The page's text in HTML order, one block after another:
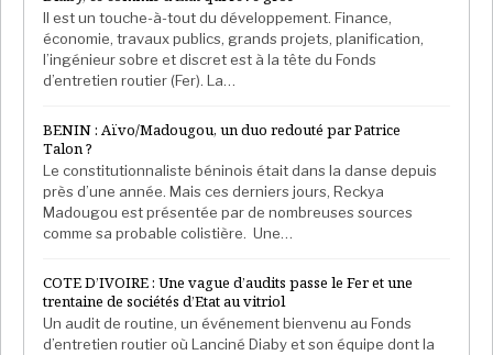
Il est un touche-à-tout du développement. Finance,
économie, travaux publics, grands projets, planification,
l’ingénieur sobre et discret est à la tête du Fonds
d’entretien routier (Fer). La…
BENIN : Aïvo/Madougou, un duo redouté par Patrice
Talon ?
Le constitutionnaliste béninois était dans la danse depuis
près d’une année. Mais ces derniers jours, Reckya
Madougou est présentée par de nombreuses sources
comme sa probable colistière. Une…
COTE D’IVOIRE : Une vague d’audits passe le Fer et une
trentaine de sociétés d’Etat au vitriol
Un audit de routine, un événement bienvenu au Fonds
d’entretien routier où Lanciné Diaby et son équipe dont la